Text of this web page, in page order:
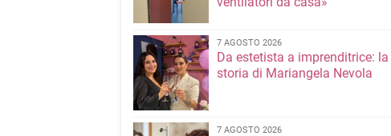
7 AGOSTO 2026
Da estetista a imprenditrice: la
storia di Mariangela Nevola
7 AGOSTO 2026